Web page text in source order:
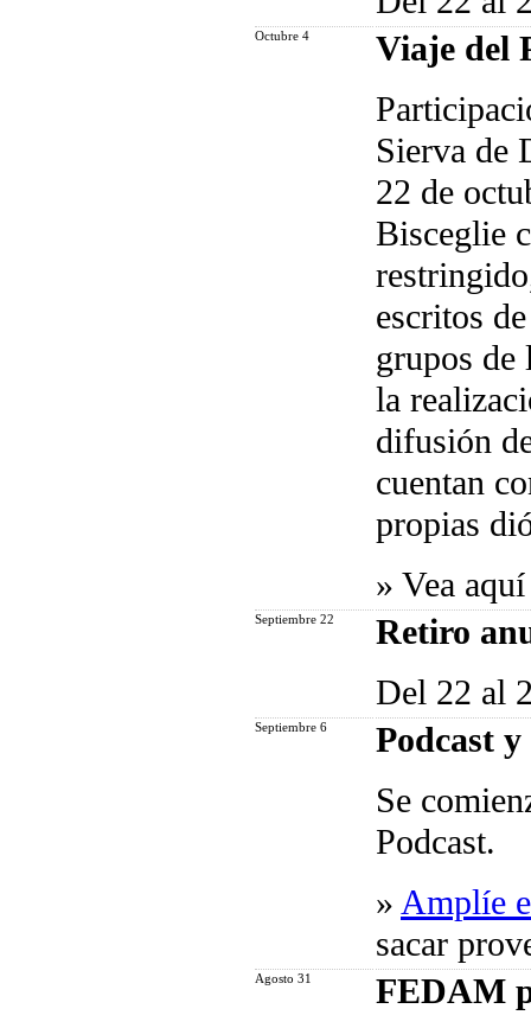
Octubre 4
Viaje del
Sierva de
22 de
Bisceglie
escritos
grupos de
la
difusión
cuentan
propias
» Vea
Septiembre 22
Retiro
Del 22 al
Septiembre 6
Podcast
Se
Podcast.
» Amplíe
sacar
Agosto 31
FEDAM